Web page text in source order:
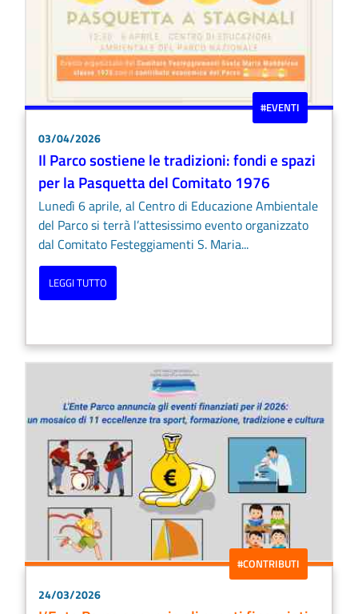
#EVENTI
03/04/2026
Il Parco sostiene le tradizioni: fondi e spazi
per la Pasquetta del Comitato 1976
Lunedì 6 aprile, al Centro di Educazione Ambientale
del Parco si terrà l’attesissimo evento organizzato
dal Comitato Festeggiamenti S. Maria...
LEGGI TUTTO
#CONTRIBUTI
24/03/2026